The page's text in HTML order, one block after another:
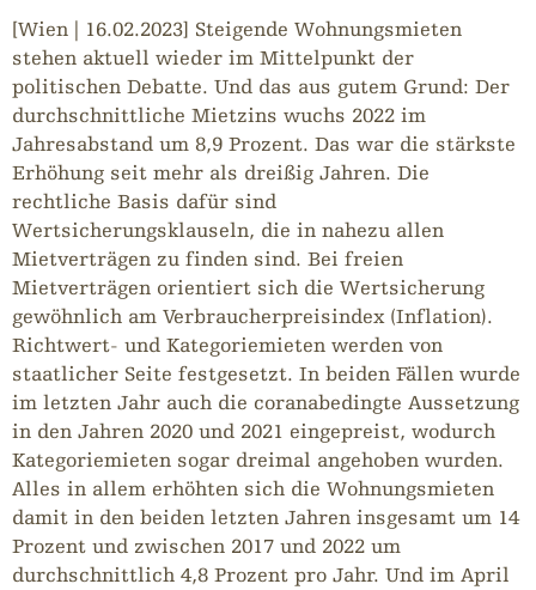
[Wien | 16.02.2023] Steigende Wohnungsmieten
stehen aktuell wieder im Mittelpunkt der
politischen Debatte. Und das aus gutem Grund: Der
durchschnittliche Mietzins wuchs 2022 im
Jahresabstand um 8,9 Prozent. Das war die stärkste
Erhöhung seit mehr als dreißig Jahren. Die
rechtliche Basis dafür sind
Wertsicherungsklauseln, die in nahezu allen
Mietverträgen zu finden sind. Bei freien
Mietverträgen orientiert sich die Wertsicherung
gewöhnlich am Verbraucherpreisindex (Inflation).
Richtwert- und Kategoriemieten werden von
staatlicher Seite festgesetzt. In beiden Fällen wurde
im letzten Jahr auch die coranabedingte Aussetzung
in den Jahren 2020 und 2021 eingepreist, wodurch
Kategoriemieten sogar dreimal angehoben wurden.
Alles in allem erhöhten sich die Wohnungsmieten
damit in den beiden letzten Jahren insgesamt um 14
Prozent und zwischen 2017 und 2022 um
durchschnittlich 4,8 Prozent pro Jahr. Und im April